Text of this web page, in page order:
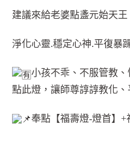
建議來給老婆點盞元始天王
淨化心靈.穩定心神.平復暴
小孩不乖、不服管教
點此燈，讓師尊諄諄教化
奉點【福壽燈-燈首】+